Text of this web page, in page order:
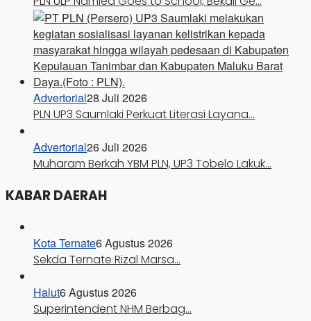
Advertorial28 Juli 2026
PLN UP3 Saumlaki Perkuat Literasi Layana…
Advertorial26 Juli 2026
Muharam Berkah YBM PLN, UP3 Tobelo Lakuk…
KABAR DAERAH
Kota Ternate6 Agustus 2026
Sekda Ternate Rizal Marsa…
Halut6 Agustus 2026
Superintendent NHM Berbag…